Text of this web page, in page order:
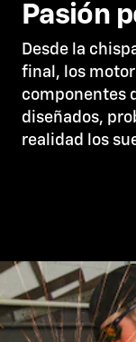
Pasión
Desde la
final, los
componentes
diseñados,
realidad los